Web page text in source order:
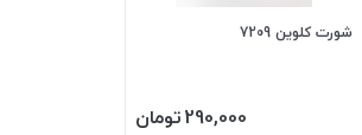
شورت کلوین 7209
290,000تومان